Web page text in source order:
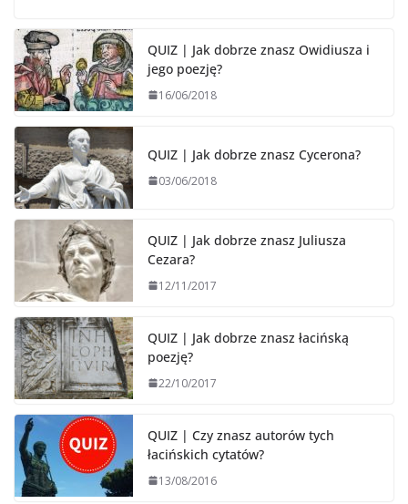
QUIZ | Jak dobrze znasz Owidiusza i
jego poezję?
16/06/2018
QUIZ | Jak dobrze znasz Cycerona?
03/06/2018
QUIZ | Jak dobrze znasz Juliusza
Cezara?
12/11/2017
QUIZ | Jak dobrze znasz łacińską
poezję?
22/10/2017
QUIZ | Czy znasz autorów tych
łacińskich cytatów?
13/08/2016